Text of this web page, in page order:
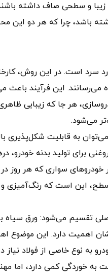
زیبا و سطحی صاف داشته
باشد، چرا که هر دو این
سرد است. در این روش،
می‌رسانند. این فرآیند
هر جا که زیبایی
می‌شود.
به قابلیت شکل‌پذیری
برای تولید بدنه
خودروهای سواری که هر روز
این است که رنگ‌آمیزی
تقسیم می‌شود: ورق
اهمیت دارد. این موضوع
به نوع خاصی از فولاد نیاز
به خوردگی کمی دارد، اما